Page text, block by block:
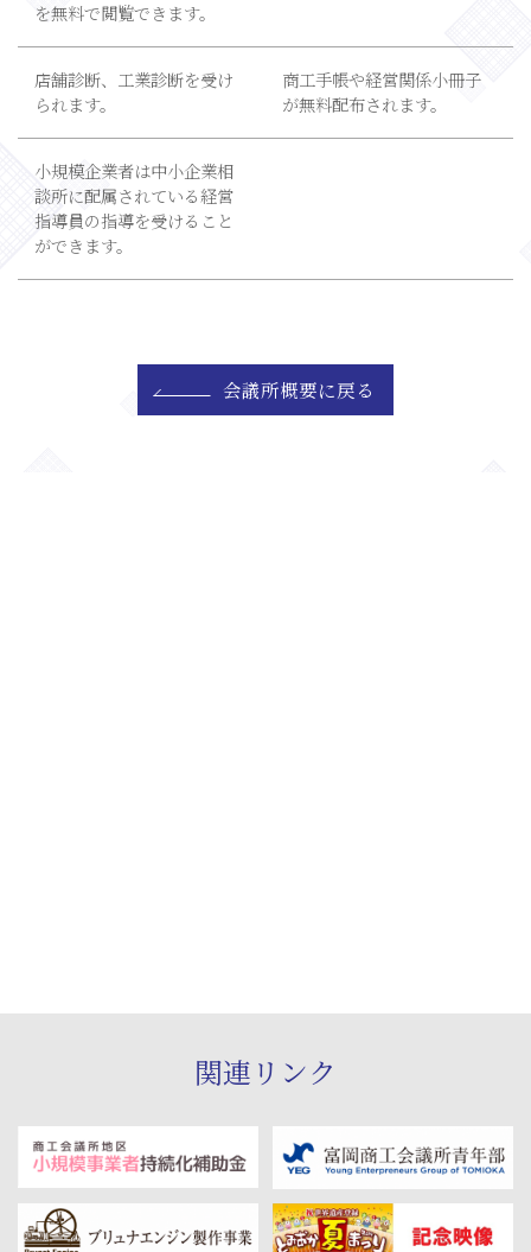
を無料で閲覧できます。
店舗診断、工業診断を受け
られます。
商工手帳や経営関係小冊子
が無料配布されます。
小規模企業者は中小企業相
談所に配属されている経営
指導員の指導を受けること
ができます。
会議所概要に戻る
関連リンク